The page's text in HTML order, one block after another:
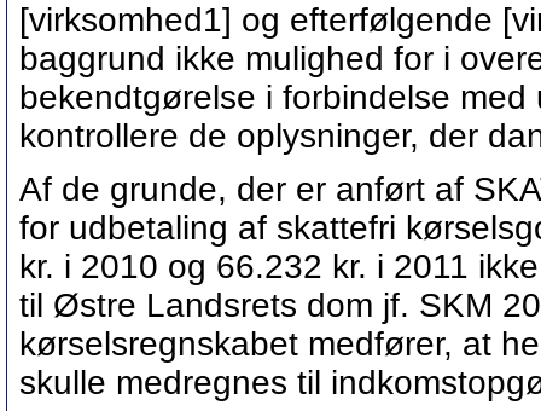
[virksomhed1] og efterfølgende
baggrund ikke mulighed for i
bekendtgørelse i forbindelse
kontrollere de oplysninger, der
Af de grunde, der er anført af
for udbetaling af skattefri
kr. i 2010 og 66.232 kr. i 2011
til Østre Landsrets dom jf. SKM
kørselsregnskabet medfører, at
skulle medregnes til